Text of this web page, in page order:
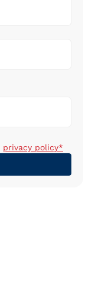
privacy policy*